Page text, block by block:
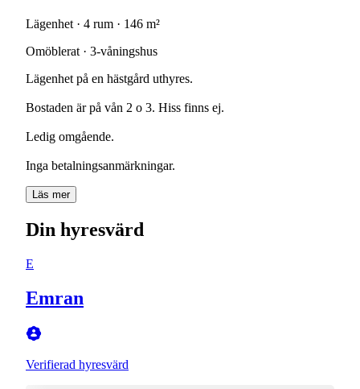
Lägenhet · 4 rum · 146 m²
Omöblerat · 3-våningshus
Lägenhet på en hästgård uthyres.
Bostaden är på vån 2 o 3. Hiss finns ej.
Ledig omgående.
Inga betalningsanmärkningar.
Läs mer
Din hyresvärd
E
Emran
Verifierad hyresvärd